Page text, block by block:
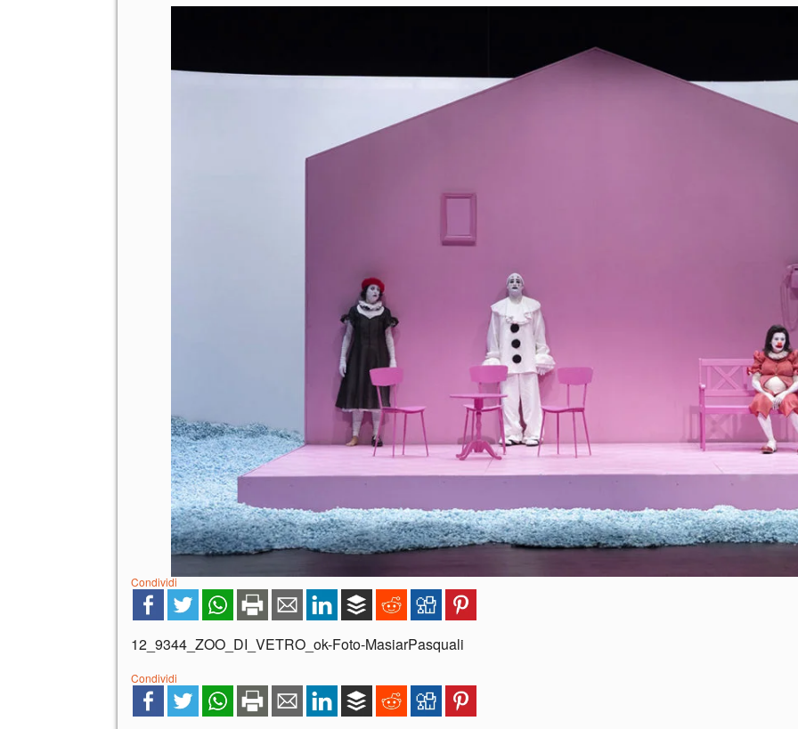
Condividi
12_9344_ZOO_DI_VETRO_ok-Foto-MasiarPasquali
Condividi